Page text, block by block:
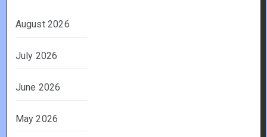
August 2026
July 2026
June 2026
May 2026